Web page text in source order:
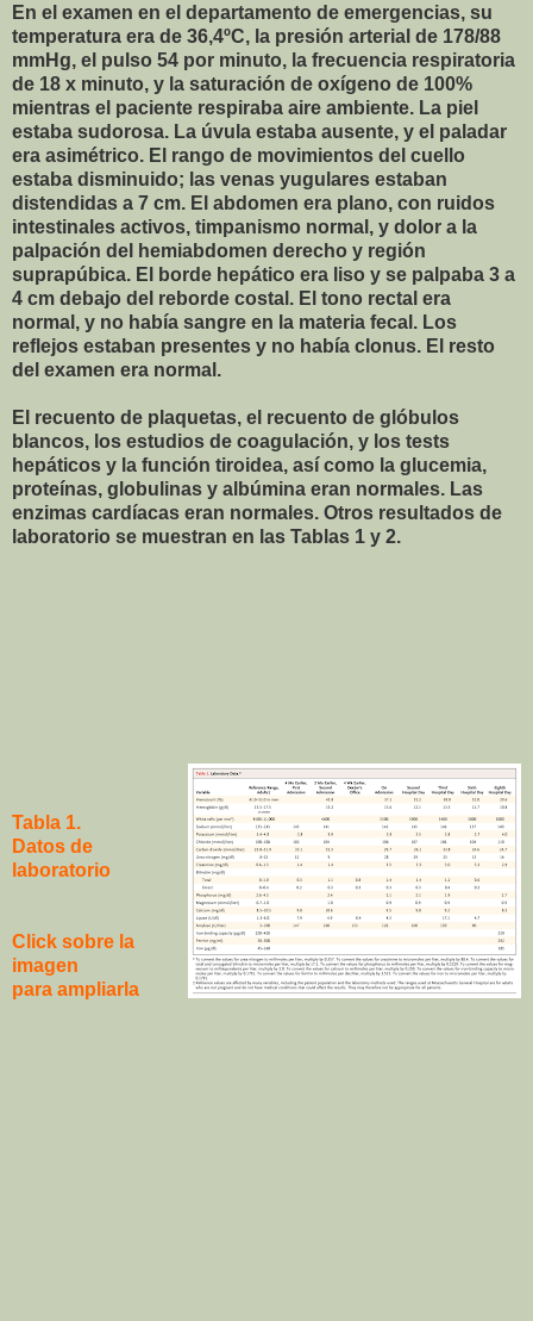
En el examen en el departamento de emergencias, su
temperatura era de 36,4ºC, la presión arterial de 178/88
mmHg, el pulso 54 por minuto, la frecuencia respiratoria
de 18 x minuto, y la saturación de oxígeno de 100%
mientras el paciente respiraba aire ambiente. La piel
estaba sudorosa. La úvula estaba ausente, y el paladar
era asimétrico. El rango de movimientos del cuello
estaba disminuido; las venas yugulares estaban
distendidas a 7 cm. El abdomen era plano, con ruidos
intestinales activos, timpanismo normal, y dolor a la
palpación del hemiabdomen derecho y región
suprapúbica. El borde hepático era liso y se palpaba 3 a
4 cm debajo del reborde costal. El tono rectal era
normal, y no había sangre en la materia fecal. Los
reflejos estaban presentes y no había clonus. El resto
del examen era normal.
El recuento de plaquetas, el recuento de glóbulos
blancos, los estudios de coagulación, y los tests
hepáticos y la función tiroidea, así como la glucemia,
proteínas, globulinas y albúmina eran normales. Las
enzimas cardíacas eran normales. Otros resultados de
laboratorio se muestran en las Tablas 1 y 2.
Tabla 1.
Datos de
laboratorio
Click sobre la
imagen
para ampliarla